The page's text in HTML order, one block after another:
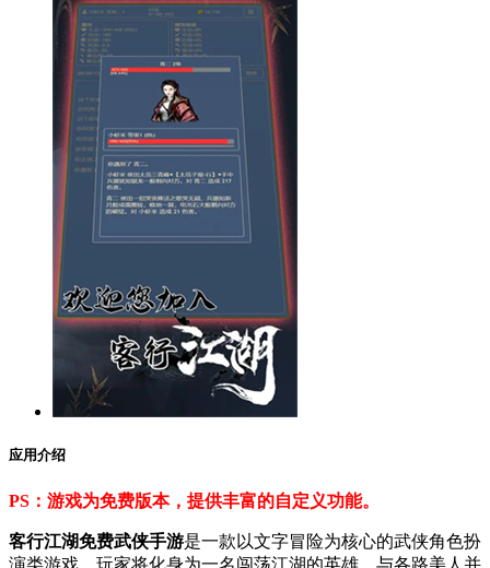
应用介绍
PS：游戏为免费版本，提供丰富的自定义功能。
客行江湖免费武侠手游是一款以文字冒险为核心的武侠角色扮
演类游戏，玩家将化身为一名闯荡江湖的英雄，与各路美人并